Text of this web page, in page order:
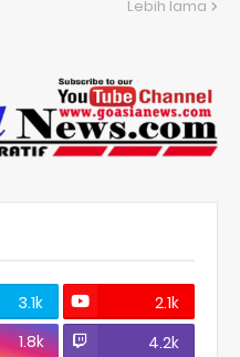
Lebih lama
3.1k
2.1k
1.8k 4.2k